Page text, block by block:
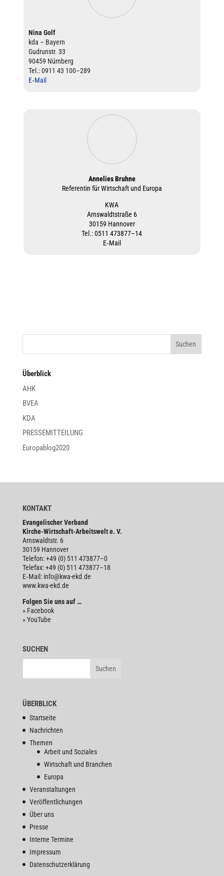
Nina Golf
kda – Bayern
Gud­runstr. 33
90459 Nürnberg
Tel.: 0911 43 100–289
E‑Mail
Annelies Bruhne
Refe­ren­tin für Wirt­schaft und Europa
KWA
Arns­waldt­straße 6
30159 Hannover
Tel.: 0511 473877–14
E‑Mail
Überblick
AHK
BVEA
KDA
PRESSEMITTEILUNG
Europablog2020
KONTAKT
Evan­ge­li­scher Verband
Kirche-Wirt­schaft-Arbeits­welt e. V.
Arns­waldt­str. 6
30159 Hannover
Telefon: +49 (0) 511 473877–0
Telefax: +49 (0) 511 473877–18
E‑Mail: info@kwa-ekd.de
www.kwa-ekd.de
Folgen Sie uns auf …
» Facebook
» YouTube
SUCHEN
ÜBERBLICK
Startseite
Nachrichten
Themen
Arbeit und Soziales
Wirtschaft und Branchen
Europa
Veranstaltungen
Veröffentlichungen
Über uns
Presse
Interne Termine
Impressum
Datenschutzerklärung